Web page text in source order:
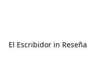
El Escribidorin